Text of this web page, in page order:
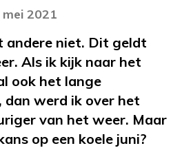
2021
andere niet. Dit geldt
Als ik kijk naar het
ook het lange
dan werd ik over het
van het weer. Maar
op een koele juni?